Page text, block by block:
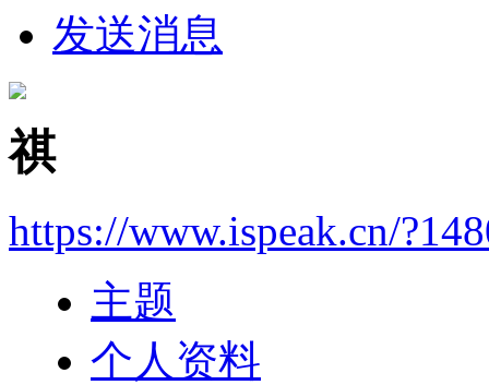
发送消息
祺
https://www.ispeak.cn/
主题
个人资料